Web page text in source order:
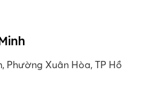
Phường Xuân Hòa, TP Hồ